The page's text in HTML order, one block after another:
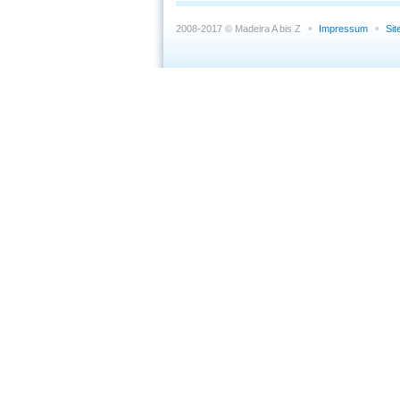
2008-2017 © Madeira A bis Z Impressum